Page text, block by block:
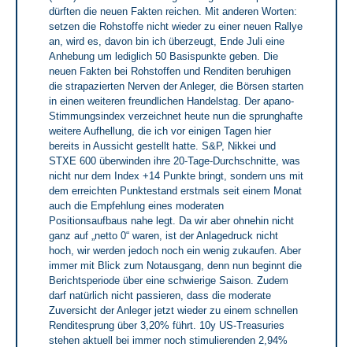
dürften die neuen Fakten reichen. Mit anderen Worten:
setzen die Rohstoffe nicht wieder zu einer neuen Rallye
an, wird es, davon bin ich überzeugt, Ende Juli eine
Anhebung um lediglich 50 Basispunkte geben. Die
neuen Fakten bei Rohstoffen und Renditen beruhigen
die strapazierten Nerven der Anleger, die Börsen starten
in einen weiteren freundlichen Handelstag. Der apano-
Stimmungsindex verzeichnet heute nun die sprunghafte
weitere Aufhellung, die ich vor einigen Tagen hier
bereits in Aussicht gestellt hatte. S&P, Nikkei und
STXE 600 überwinden ihre 20-Tage-Durchschnitte, was
nicht nur dem Index +14 Punkte bringt, sondern uns mit
dem erreichten Punktestand erstmals seit einem Monat
auch die Empfehlung eines moderaten
Positionsaufbaus nahe legt. Da wir aber ohnehin nicht
ganz auf „netto 0“ waren, ist der Anlagedruck nicht
hoch, wir werden jedoch noch ein wenig zukaufen. Aber
immer mit Blick zum Notausgang, denn nun beginnt die
Berichtsperiode über eine schwierige Saison. Zudem
darf natürlich nicht passieren, dass die moderate
Zuversicht der Anleger jetzt wieder zu einem schnellen
Renditesprung über 3,20% führt. 10y US-Treasuries
stehen aktuell bei immer noch stimulierenden 2,94%